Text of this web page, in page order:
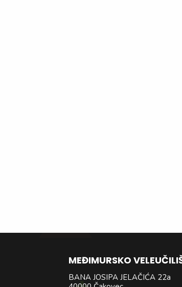
MEĐIMURSKO
BANA JOSIPA JELAČIĆA 22a